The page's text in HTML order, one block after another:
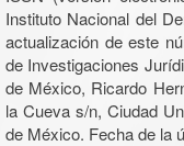
Instituto Nacional del
actualización de este
de Investigaciones
de México, Ricardo
la Cueva s/n, Ciudad
de México. Fecha de la